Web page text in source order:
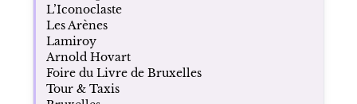
L’Iconoclaste
Les Arènes
Lamiroy
Arnold Hovart
Foire du Livre de Bruxelles
Tour & Taxis